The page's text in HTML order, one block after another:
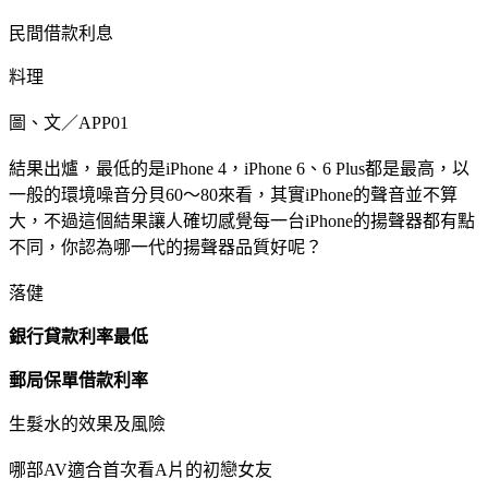
民間借款利息
料理
圖、文／APP01
結果出爐，最低的是iPhone 4，iPhone 6、6 Plus都是最高，以
一般的環境噪音分貝60～80來看，其實iPhone的聲音並不算
大，不過這個結果讓人確切感覺每一台iPhone的揚聲器都有點
不同，你認為哪一代的揚聲器品質好呢？
落健
銀行貸款利率最低
郵局保單借款利率
生髮水的效果及風險
哪部AV適合首次看A片的初戀女友